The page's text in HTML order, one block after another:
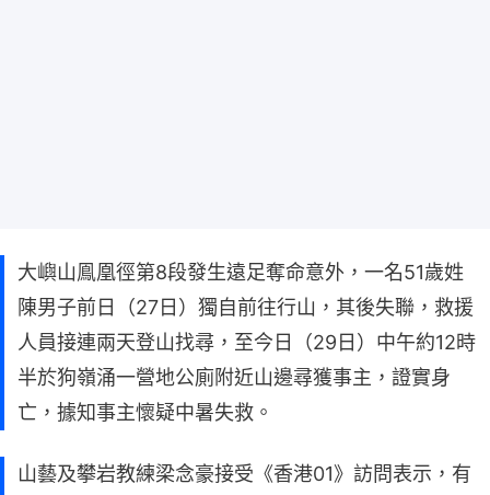
大嶼山鳯凰徑第8段發生遠足奪命意外，一名51歲姓
陳男子前日（27日）獨自前往行山，其後失聯，救援
人員接連兩天登山找尋，至今日（29日）中午約12時
半於狗嶺涌一營地公廁附近山邊尋獲事主，證實身
亡，據知事主懷疑中暑失救。
山藝及攀岩教練梁念豪接受《香港01》訪問表示，有